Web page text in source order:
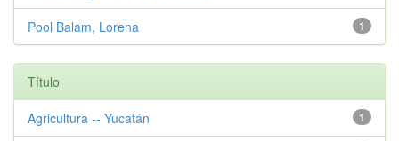
1
Pool Balam, Lorena
Título
1
Agricultura -- Yucatán